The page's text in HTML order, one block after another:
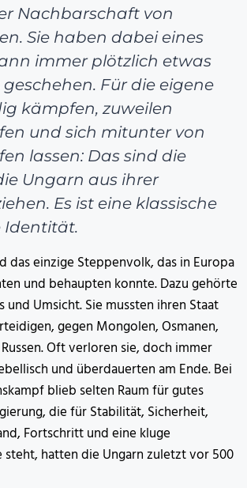
Nachbarschaft von
Sie haben dabei eines
immer plötzlich etwas
Für die eigene
kämpfen, zuweilen
und sich mitunter von
lassen: Das sind die
Ungarn aus ihrer
Es ist eine klassische
Identität.
das einzige Steppenvolk, das in Europa
und behaupten konnte. Dazu gehörte
und Umsicht. Sie mussten ihren Staat
gegen Mongolen, Osmanen,
Oft verloren sie, doch immer
und überdauerten am Ende. Bei
blieb selten Raum für gutes
die für Stabilität, Sicherheit,
Fortschritt und eine kluge
hatten die Ungarn zuletzt vor 500